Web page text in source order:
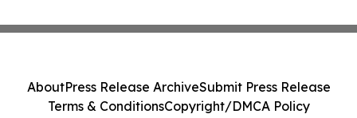
AboutPress Release ArchiveSubmit Press Release
Terms & ConditionsCopyright/DMCA Policy